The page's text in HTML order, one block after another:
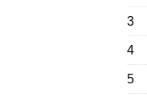
3
4
5